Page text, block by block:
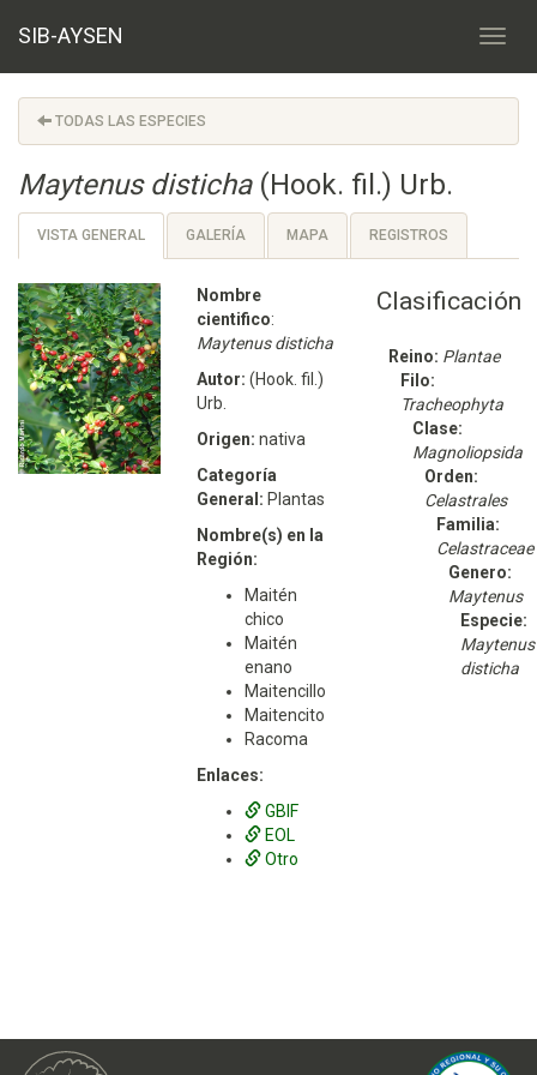
SIB-AYSEN
TODAS LAS ESPECIES
Maytenus disticha(Hook. fil.) Urb.
VISTA GENERAL GALERÍA MAPA REGISTROS
Nombre
cientifico:
Maytenus disticha
Autor: (Hook. fil.)
Urb.
Origen: nativa
Categoría
General: Plantas
Nombre(s) en la
Región:
Maitén
chico
Maitén
enano
Maitencillo
Maitencito
Racoma
Enlaces:
GBIF
EOL
Otro
Clasificación
Reino: Plantae
Filo:
Tracheophyta
Clase:
Magnoliopsida
Orden:
Celastrales
Familia:
Celastraceae
Genero:
Maytenus
Especie:
Maytenus
disticha